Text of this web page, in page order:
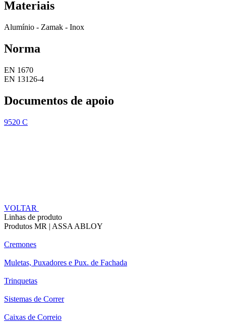
Materiais
Alumínio - Zamak - Inox
Norma
EN 1670
EN 13126-4
Documentos de apoio
9520 C
VOLTAR
Linhas de produto
Produtos MR | ASSA ABLOY
Cremones
Muletas, Puxadores e Pux. de Fachada
Trinquetas
Sistemas de Correr
Caixas de Correio